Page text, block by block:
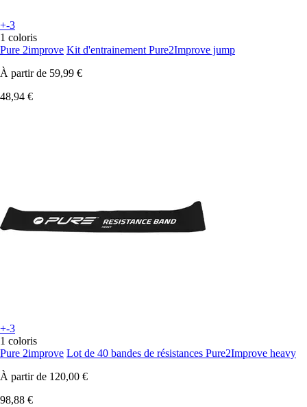
+-3
1 coloris
Pure 2improve Kit d'entrainement Pure2Improve jump
À partir de 59,99 €
48,94 €
+-3
1 coloris
Pure 2improve Lot de 40 bandes de résistances Pure2Improve heavy
À partir de 120,00 €
98,88 €